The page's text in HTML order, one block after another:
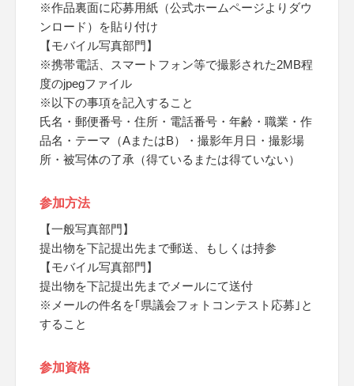
※作品裏面に応募用紙（公式ホームページよりダウ
ンロード）を貼り付け
【モバイル写真部門】
※携帯電話、スマートフォン等で撮影された2MB程
度のjpegファイル
※以下の事項を記入すること
氏名・郵便番号・住所・電話番号・年齢・職業・作
品名・テーマ（AまたはB）・撮影年月日・撮影場
所・被写体の了承（得ているまたは得ていない）
参加方法
【一般写真部門】
提出物を下記提出先まで郵送、もしくは持参
【モバイル写真部門】
提出物を下記提出先までメールにて送付
※メールの件名を｢県議会フォトコンテスト応募｣と
すること
参加資格